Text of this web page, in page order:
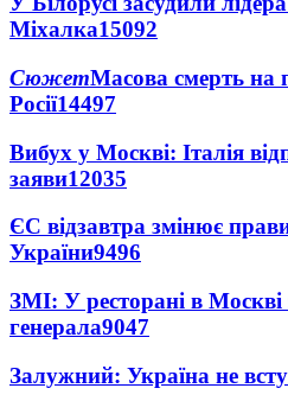
Міхалка15092
СюжетМасова смерть
Росії14497
Вибух у Москві: Італія
заяви12035
ЄС відзавтра змінює
України9496
ЗМІ: У ресторані в
генерала9047
Залужний: Україна не